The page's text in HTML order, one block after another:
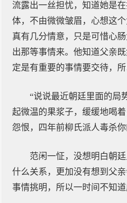
流露出一丝担忧，知道她是
体，不由微微皱眉，心想这
真有几分情意，只是可惜心
出那等事情来。他知道父亲
定是有重要的事情要交待，所
“说说最近朝廷里面的局
起微温的果浆子，缓缓地喝
怨恨，四年前柳氏派人毒杀
范闲一怔，没想明白朝
什么关系，更加没有想到父
事情挑明，所以一时间不知道